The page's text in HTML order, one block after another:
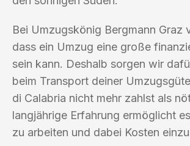
Bei Umzugskönig Bergmann Graz
dass ein Umzug eine große
sein kann. Deshalb sorgen wir
beim Transport deiner
di Calabria nicht mehr zahlst als
langjährige Erfahrung ermöglicht
zu arbeiten und dabei Kosten